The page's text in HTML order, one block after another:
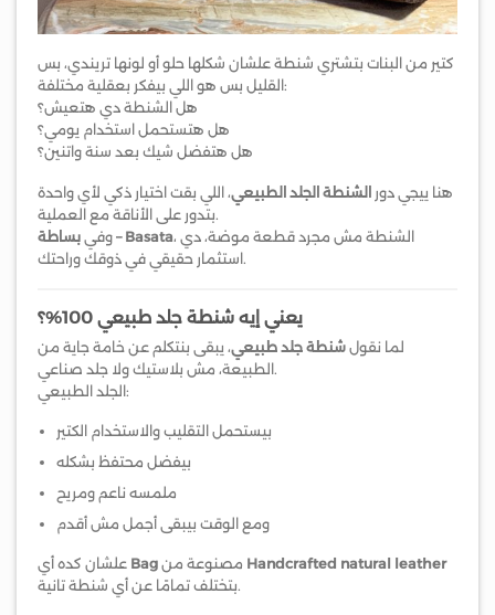
كتير من البنات بتشتري شنطة علشان شكلها حلو أو لونها تريندي، بس
القليل بس هو اللي بيفكر بعقلية مختلفة:
هل الشنطة دي هتعيش؟
هل هتستحمل استخدام يومي؟
هل هتفضل شيك بعد سنة واتنين؟
هنا ييجي دور الشنطة الجلد الطبيعي، اللي بقت اختيار ذكي لأي واحدة
بتدور على الأناقة مع العملية.
وفي بساطة – Basata، الشنطة مش مجرد قطعة موضة، دي
استثمار حقيقي في ذوقك وراحتك.
يعني إيه شنطة جلد طبيعي 100%؟
لما نقول شنطة جلد طبيعي، يبقى بنتكلم عن خامة جاية من
الطبيعة، مش بلاستيك ولا جلد صناعي.
الجلد الطبيعي:
بيستحمل التقليب والاستخدام الكتير
بيفضل محتفظ بشكله
ملمسه ناعم ومريح
ومع الوقت بيبقى أجمل مش أقدم
Bag
Handcrafted natural leather
بتختلف تمامًا عن أي شنطة تانية.